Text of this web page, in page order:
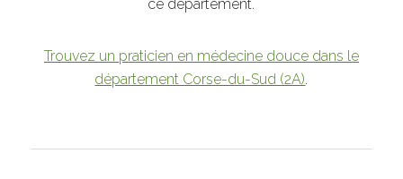
ce département.
Trouvez un praticien en médecine douce dans le
département Corse-du-Sud (2A).